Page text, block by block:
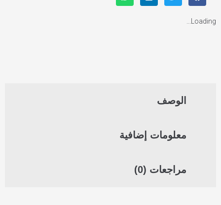
Loading...
الوصف
معلومات إضافية
مراجعات (0)